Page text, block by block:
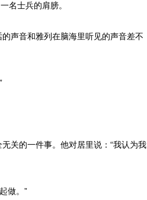
名士兵的肩膀。
声音和雅列在脑海里听见的声音差不
关的一件事。他对居里说：“我认为我
做。”